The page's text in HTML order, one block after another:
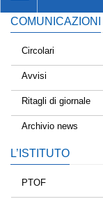
NAVIGATION
COMUNICAZIONI
Circolari
Avvisi
Ritagli di giornale
Archivio news
L’ISTITUTO
PTOF